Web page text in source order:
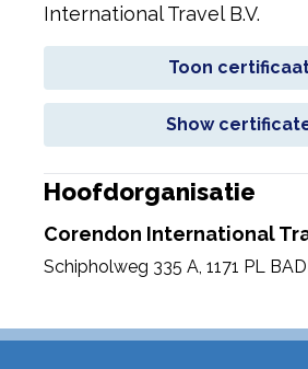
International Travel B.V.
Toon
Show
Hoofdorganisatie
Corendon International
Schipholweg 335 A, 1171 PL